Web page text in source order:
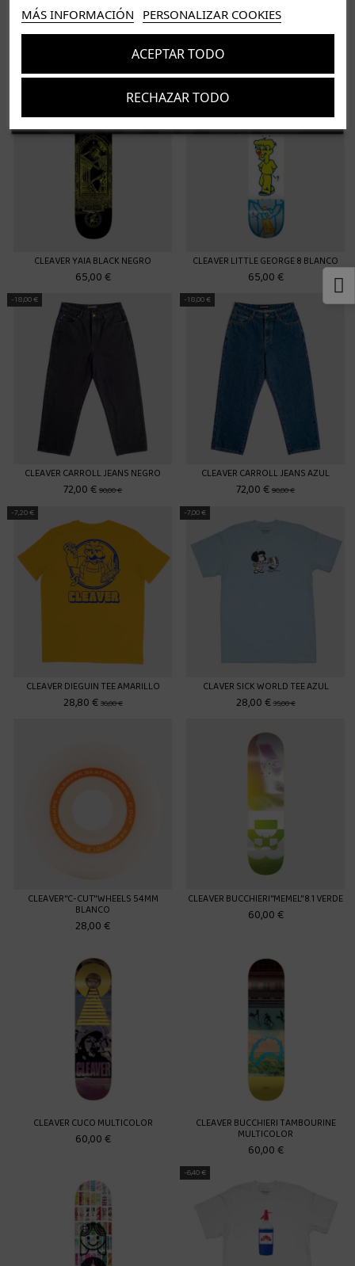
CLEAVER OAKY WHITE BLANCO CLEAVER BUCCHIERI PIRATA AMARILLO
CLEAVER YAIA BLACK NEGRO
65,00 €
CLEAVER LITTLE GEORGE 8 BLANCO
65,00 €
-18,00 €
CLEAVER CARROLL JEANS NEGRO
72,00 €90,00 €
-18,00 €
CLEAVER CARROLL JEANS AZUL
72,00 €90,00 €
-7,20 €
CLEAVER DIEGUIN TEE AMARILLO
28,80 €36,00 €
-7,00 €
CLAVER SICK WORLD TEE AZUL
28,00 €35,00 €
CLEAVER "C-CUT" WHEELS 54MM
BLANCO
28,00 €
CLEAVER BUCCHIERI "MEMEL" 8.1 VERDE
60,00 €
CLEAVER CUCO MULTICOLOR
60,00 €
CLEAVER BUCCHIERI TAMBOURINE
MULTICOLOR
60,00 €
-6,40 €
MÁS INFORMACIÓN PERSONALIZAR COOKIES
RECHAZAR TODO
ACEPTAR TODO
Suscríbete
Acepto lostérminos y condicionesy lapolítica de privacidad